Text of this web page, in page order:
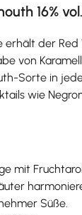
16%
erhält der Red
von
Sorte in
wie
mit
Süße.